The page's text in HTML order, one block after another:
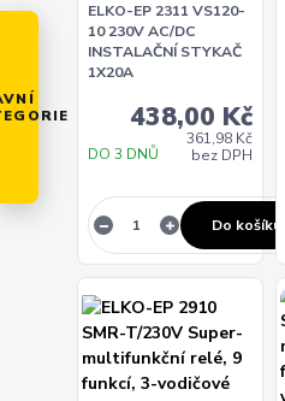
ELKO-EP 2311 VS120-
10 230V AC/DC
INSTALAČNÍ STYKAČ
1X20A
438,00 Kč
361,98 Kč
bez DPH
DO 3 DNŮ
Do košíku